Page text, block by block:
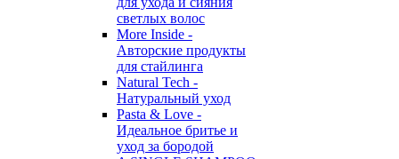
светлых волос
More Inside -
Авторские продукты
для стайлинга
Natural Tech -
Натуральный уход
Pasta & Love -
Идеальное бритье и
уход за бородой